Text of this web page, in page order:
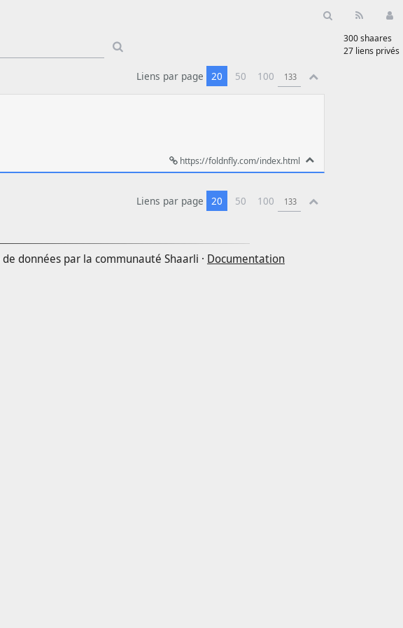
300shaares
27 liens privés
Type 1 or
characters
for
Liens par page 20 50 100
https://foldnfly.com/index.html
Liens par page 20 50 100
données par la communauté Shaarli · Documentation